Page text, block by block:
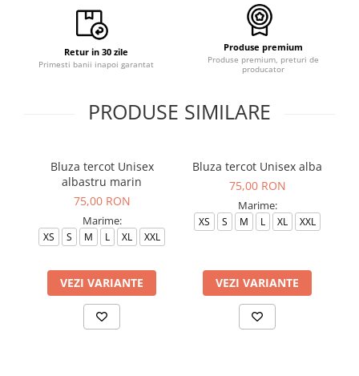
Retur in 30 zile
Primesti banii inapoi garantat
Produse premium
Produse premium, preturi de
producator
PRODUSE SIMILARE
Bluza tercot Unisex
albastru marin
75,00 RON
Marime:
XS S M L XL XXL
VEZI VARIANTE
Bluza tercot Unisex alba
75,00 RON
Marime:
XS S M L XL XXL
VEZI VARIANTE